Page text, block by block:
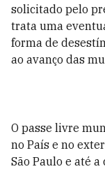
solicitado pelo
trata uma
forma de
ao avanço das
O passe livre
no País e no
São Paulo e até